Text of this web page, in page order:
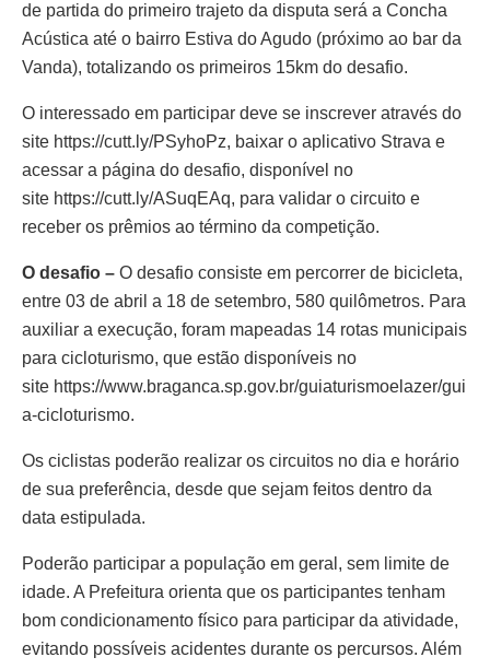
de partida do primeiro trajeto da disputa será a Concha
Acústica até o bairro Estiva do Agudo (próximo ao bar da
Vanda), totalizando os primeiros 15km do desafio.
O interessado em participar deve se inscrever através do
site https://cutt.ly/PSyhoPz, baixar o aplicativo Strava e
acessar a página do desafio, disponível no
site https://cutt.ly/ASuqEAq, para validar o circuito e
receber os prêmios ao término da competição.
O desafio – O desafio consiste em percorrer de bicicleta,
entre 03 de abril a 18 de setembro, 580 quilômetros. Para
auxiliar a execução, foram mapeadas 14 rotas municipais
para cicloturismo, que estão disponíveis no
site https://www.braganca.sp.gov.br/guiaturismoelazer/gui
a-cicloturismo.
Os ciclistas poderão realizar os circuitos no dia e horário
de sua preferência, desde que sejam feitos dentro da
data estipulada.
Poderão participar a população em geral, sem limite de
idade. A Prefeitura orienta que os participantes tenham
bom condicionamento físico para participar da atividade,
evitando possíveis acidentes durante os percursos. Além